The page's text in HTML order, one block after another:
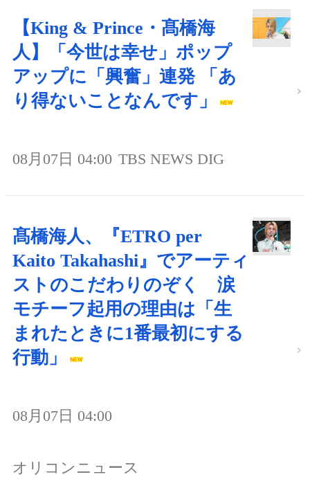
【King & Prince・髙橋海
人】「今世は幸せ」ポップ
アップに「興奮」連発 「あ
り得ないことなんです」
08月07日 04:00 TBS NEWS DIG
髙橋海人、『ETRO per
Kaito Takahashi』でアーティ
ストのこだわりのぞく 涙
モチーフ起用の理由は「生
まれたときに1番最初にする
行動」
08月07日 04:00
オリコンニュース